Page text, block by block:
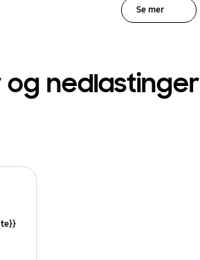
Se mer
og nedlastinger